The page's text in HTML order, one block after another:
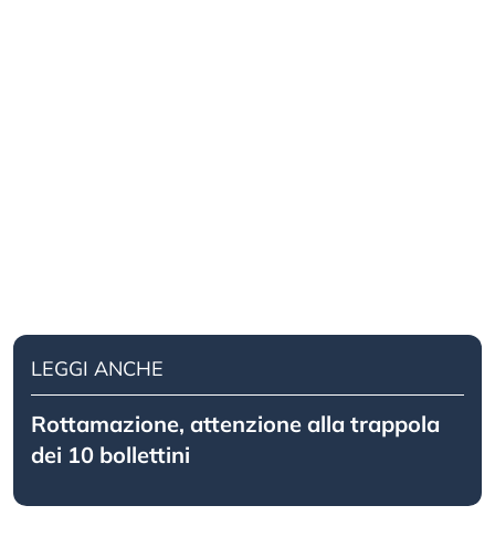
LEGGI ANCHE
Rottamazione, attenzione alla trappola
dei 10 bollettini